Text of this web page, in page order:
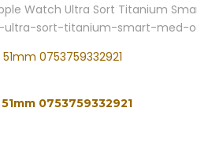
Watch Ultra Sort Titanium
ultra-sort-titanium-smart-med-
0753759332921